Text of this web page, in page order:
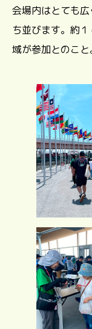
会場内はとても
ち並びます。約
域が参加とのこと